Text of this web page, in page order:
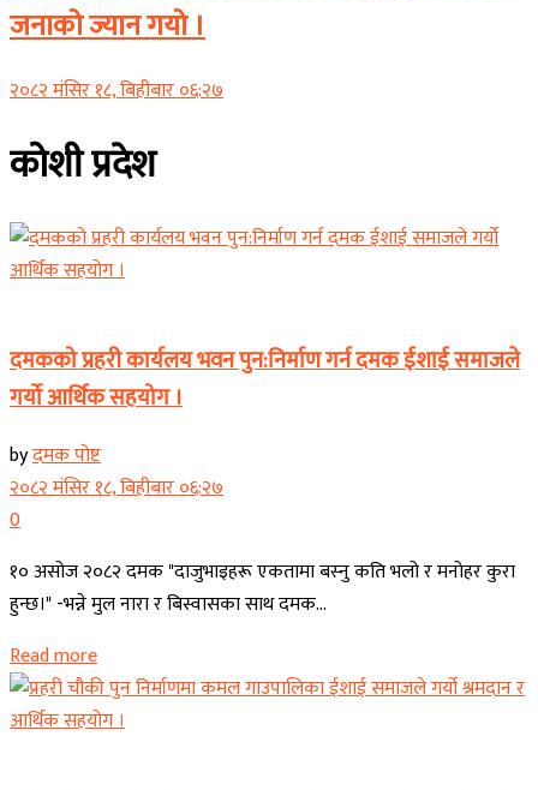
जनाको ज्यान गयो ।
२०८२ मंसिर १८, बिहीबार ०६:२७
कोशी प्रदेश
दमकको प्रहरी कार्यलय भवन पुन:निर्माण गर्न दमक ईशाई समाजले
गर्यो आर्थिक सहयोग ।
byदमक पोष्ट
२०८२ मंसिर १८, बिहीबार ०६:२७
0
१० असोज २०८२ दमक "दाजुभाइहरू एकतामा बस्‍नु कति भलो र मनोहर कुरा
हुन्‍छ।" -भन्ने मुल नारा र बिस्वासका साथ दमक...
Read more